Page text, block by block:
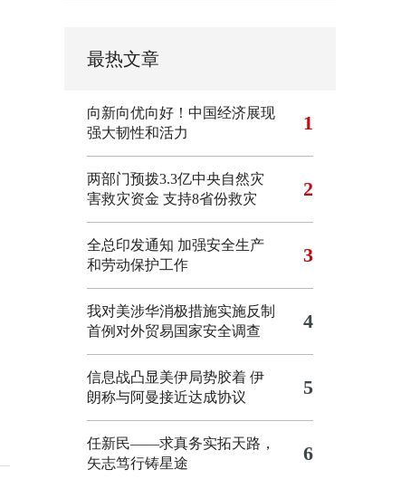
最热文章
向新向优向好！中国经济展现
强大韧性和活力
1
两部门预拨3.3亿中央自然灾
害救灾资金 支持8省份救灾
2
全总印发通知 加强安全生产
和劳动保护工作
3
我对美涉华消极措施实施反制
首例对外贸易国家安全调查
4
信息战凸显美伊局势胶着 伊
朗称与阿曼接近达成协议
5
任新民——求真务实拓天路，
矢志笃行铸星途
6